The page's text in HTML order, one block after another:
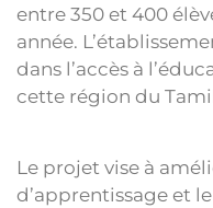
entre 350 et 400
année.
dans l’accès à
cette région du
Le projet vise à
d’apprentissage et